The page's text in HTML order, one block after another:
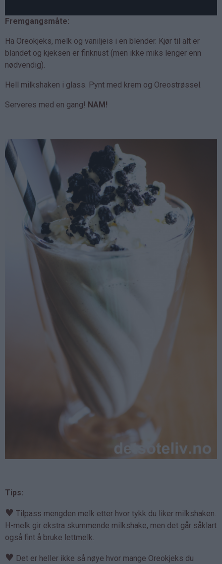
Fremgangsmåte:
Ha Oreokjeks, melk og vaniljeis i en blender. Kjør til alt er
blandet og kjeksen er finknust (men ikke miks lenger enn
nødvendig).
Hell milkshaken i glass. Pynt med krem og Oreostrøssel.
Serveres med en gang! NAM!
Tips:
♥ Tilpass mengden melk etter hvor tykk du liker milkshaken.
H-melk gir ekstra skummende milkshake, men det går såklart
også fint å bruke lettmelk.
♥ Det er heller ikke så nøye hvor mange Oreokjeks du